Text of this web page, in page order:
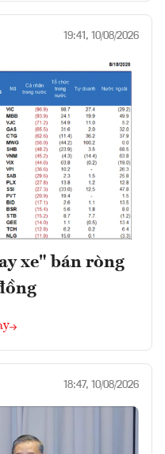
19:41, 10/08/2026
xe" bán ròng
18:47, 10/08/2026